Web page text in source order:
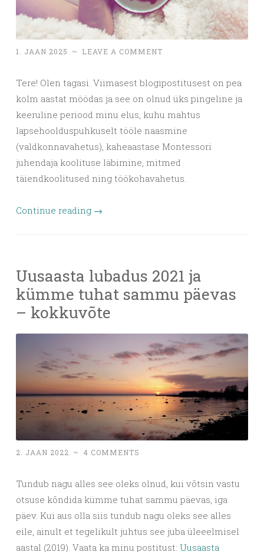
1. JAAN 2025 ~ LEAVE A COMMENT
Tere! Olen tagasi. Viimasest blogipostitusest on pea
kolm aastat möödas ja see on olnud üks pingeline ja
keeruline periood minu elus, kuhu mahtus
lapsehoolduspuhkuselt tööle naasmine
(valdkonnavahetus), kaheaastase Montessori
juhendaja koolituse läbimine, mitmed
täiendkoolitused ning töökohavahetus.
Continue reading →
Uusaasta lubadus 2021 ja
kümme tuhat sammu päevas
– kokkuvõte
2. JAAN 2022 ~ 4 COMMENTS
Tundub nagu alles see oleks olnud, kui võtsin vastu
otsuse kõndida kümme tuhat sammu päevas, iga
päev. Kui aus olla siis tundub nagu oleks see alles
eile, ainult et tegelikult juhtus see juba üleeelmisel
aastal (2019). Vaata ka minu postitust: Uusaasta